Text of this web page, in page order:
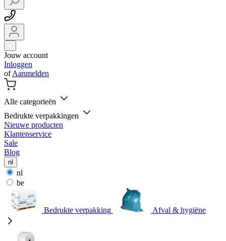
Jouw account
Inloggen
ofAanmelden
Alle categorieën
Bedrukte verpakkingen
Nieuwe producten
Klantenservice
Sale
Blog
nl
nl
be
Bedrukte verpakking Afval & hygiëne